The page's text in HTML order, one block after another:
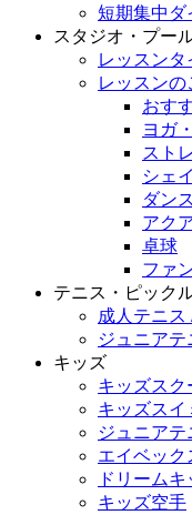
短期集中ダ
スタジオ・プー
レッスン
レッスンの
おす
ヨガ
スト
シェ
ダン
アク
卓球
ファ
テニス・ピック
成人テニ
ジュニア
キッズ
キッズスク
キッズスイ
ジュニアテ
エイベック
ドリームキ
キッズ空手